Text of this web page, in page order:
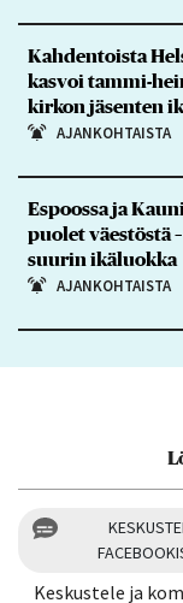
Kahdentoista
kasvoi tammi-
kirkon jäsenten
AJANKOHTAISTA
Espoossa ja
puolet väestöstä
suurin ikäluokka
AJANKOHTAISTA
Keskustele ja